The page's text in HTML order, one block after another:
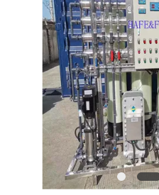
PRIVACY
POLICY